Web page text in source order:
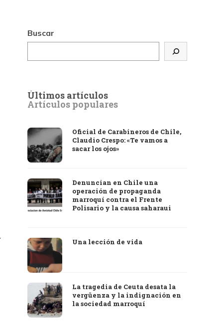
Buscar
Últimos artículos
Artículos populares
Oficial de Carabineros de Chile,
Claudio Crespo: «Te vamos a
sacar los ojos»
Denuncian en Chile una
operación de propaganda
marroquí contra el Frente
Polisario y la causa saharaui
Una lección de vida
La tragedia de Ceuta desata la
vergüenza y la indignación en
la sociedad marroquí